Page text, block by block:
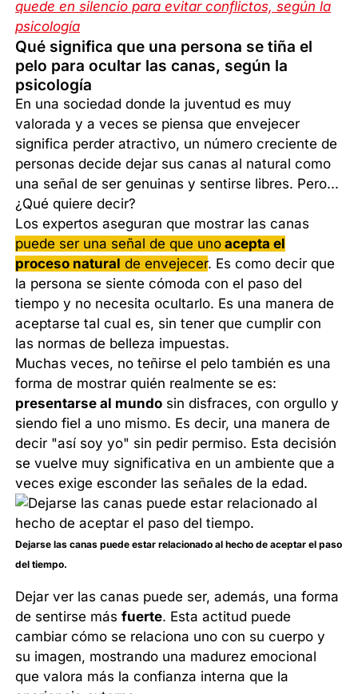
quede en silencio para evitar conflictos, según la
psicología
Qué significa que una persona se tiña el
pelo para ocultar las canas, según la
psicología
En una sociedad donde la juventud es muy
valorada y a veces se piensa que envejecer
significa perder atractivo, un número creciente de
personas decide dejar sus canas al natural como
una señal de ser genuinas y sentirse libres. Pero...
¿Qué quiere decir?
Los expertos aseguran que mostrar las canas
puede ser una señal de que uno acepta el
proceso natural de envejecer. Es como decir que
la persona se siente cómoda con el paso del
tiempo y no necesita ocultarlo. Es una manera de
aceptarse tal cual es, sin tener que cumplir con
las normas de belleza impuestas.
Muchas veces, no teñirse el pelo también es una
forma de mostrar quién realmente se es:
presentarse al mundo sin disfraces, con orgullo y
siendo fiel a uno mismo. Es decir, una manera de
decir "así soy yo" sin pedir permiso. Esta decisión
se vuelve muy significativa en un ambiente que a
veces exige esconder las señales de la edad.
Dejarse las canas puede estar relacionado al hecho de aceptar el paso
del tiempo.
Dejar ver las canas puede ser, además, una forma
de sentirse másfuerte. Esta actitud puede
cambiar cómo se relaciona uno con su cuerpo y
su imagen, mostrando una madurez emocional
que valora más la confianza interna que la